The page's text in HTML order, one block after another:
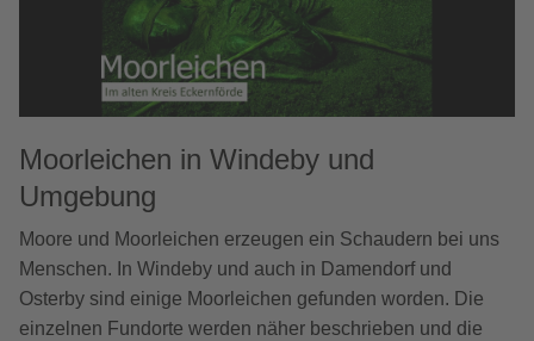
Moorleichen in Windeby und
Umgebung
Moore und Moorleichen erzeugen ein Schaudern bei uns
Menschen. In Windeby und auch in Damendorf und
Osterby sind einige Moorleichen gefunden worden. Die
einzelnen Fundorte werden näher beschrieben und die